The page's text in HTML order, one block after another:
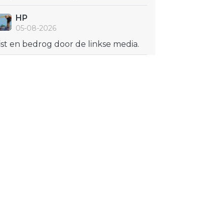
HP
05-08-2026
en bedrog door de linkse media.